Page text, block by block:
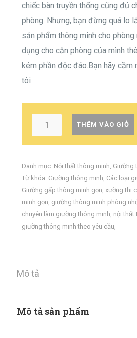
chiếc bàn truyền thống cũng đủ
phòng. Nhưng, bạn đừng quá lo
sản phẩm thông minh cho phòng
dụng cho căn phòng của mình
kém phần độc đáo.Bạn hãy cầm
tôi
THÊM VÀO GIỎ
Danh mục: Nội thất thông minh, Giường
Từ khóa: Giường thông minh, Các loại
Giường gấp thông minh gọn, xường thi
minh gọn, giường thông minh phòng
chuyên làm giường thông minh, nội thất
giường thông minh theo yêu cầu,
Mô tả
Mô tả sản phẩm